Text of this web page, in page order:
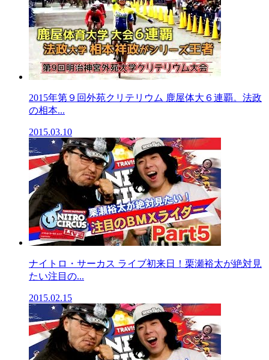
2015年第９回外苑クリテリウム 鹿屋体大６連覇。法政
の相本...
2015.03.10
ナイトロ・サーカス ライブ初来日！栗瀬裕太が絶対見
たい注目の...
2015.02.15